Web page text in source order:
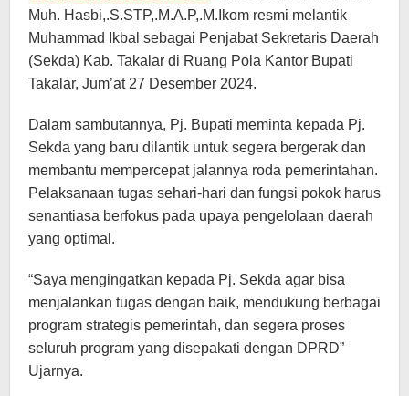
Muh. Hasbi,.S.STP,.M.A.P,.M.Ikom resmi melantik
Muhammad Ikbal sebagai Penjabat Sekretaris Daerah
(Sekda) Kab. Takalar di Ruang Pola Kantor Bupati
Takalar, Jum’at 27 Desember 2024.
Dalam sambutannya, Pj. Bupati meminta kepada Pj.
Sekda yang baru dilantik untuk segera bergerak dan
membantu mempercepat jalannya roda pemerintahan.
Pelaksanaan tugas sehari-hari dan fungsi pokok harus
senantiasa berfokus pada upaya pengelolaan daerah
yang optimal.
“Saya mengingatkan kepada Pj. Sekda agar bisa
menjalankan tugas dengan baik, mendukung berbagai
program strategis pemerintah, dan segera proses
seluruh program yang disepakati dengan DPRD”
Ujarnya.